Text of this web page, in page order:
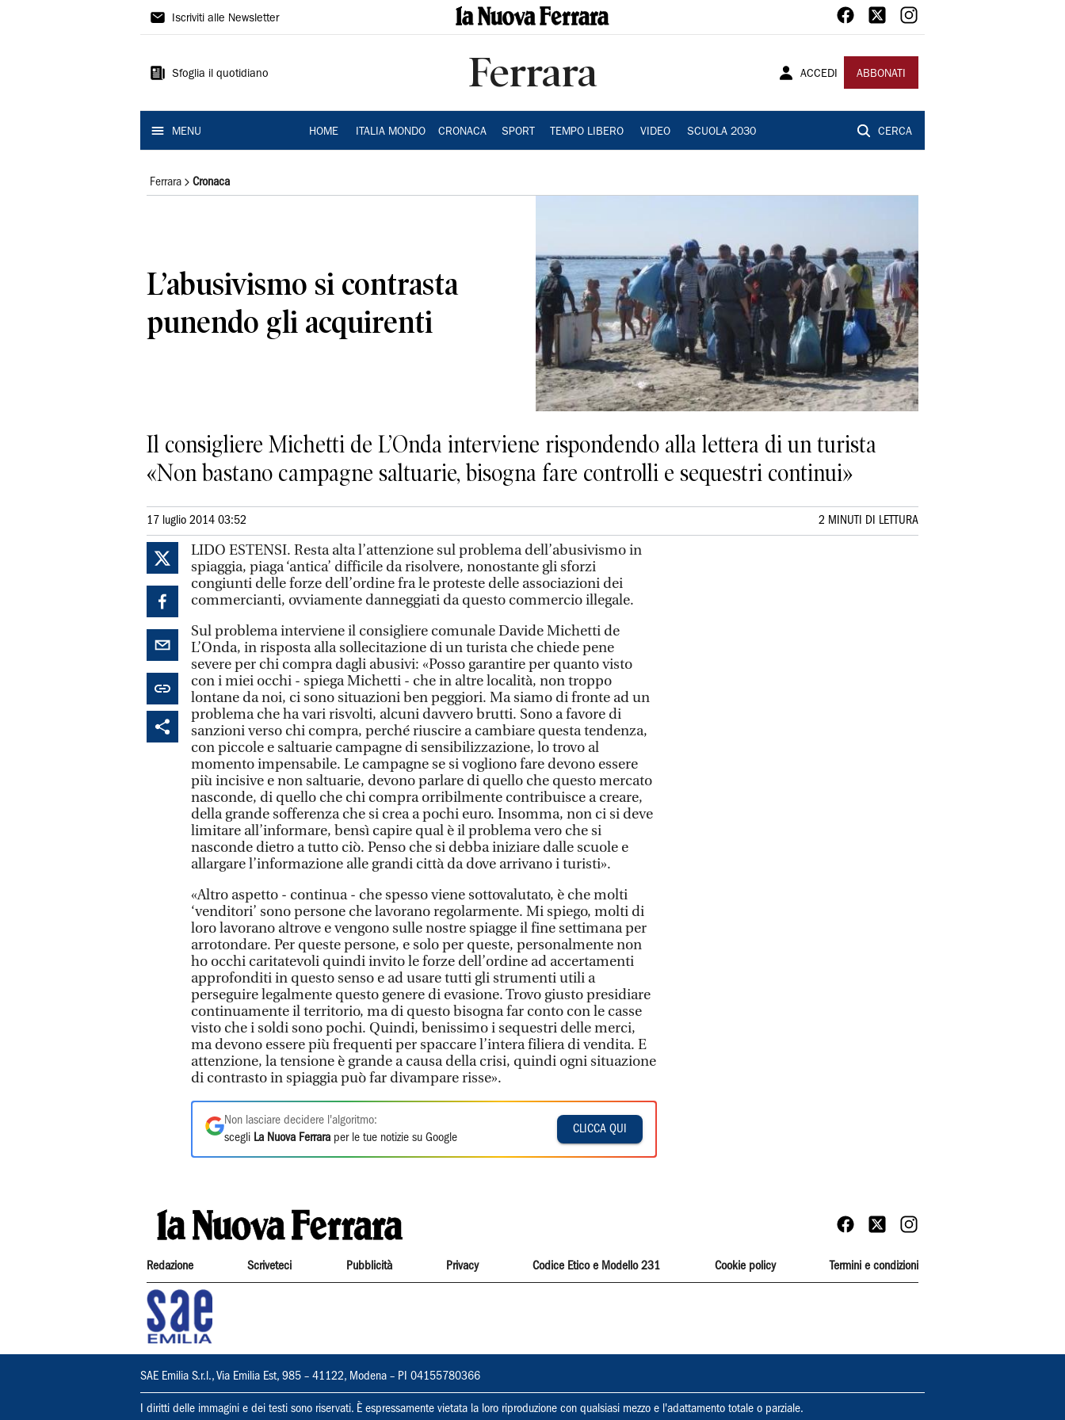
La
Ferrara
Iscriviti alle Newsletter
Sfoglia il quotidiano Ferrara ACCEDI ABBONATI
MENU HOME ITALIA MONDO CRONACA SPORT TEMPO LIBERO VIDEO SCUOLA 2030 CERCA
Ferrara Cronaca
L’abusivismo si contrasta
punendo gli acquirenti
Il consigliere Michetti de L’Onda interviene rispondendo alla lettera di un turista
«Non bastano campagne saltuarie, bisogna fare controlli e sequestri continui»
17 luglio 2014 03:52 2 MINUTI DI LETTURA
LIDO ESTENSI. Resta alta l’attenzione sul problema dell’abusivismo in
spiaggia, piaga ‘antica’ difficile da risolvere, nonostante gli sforzi
congiunti delle forze dell’ordine fra le proteste delle associazioni dei
commercianti, ovviamente danneggiati da questo commercio illegale.
Sul problema interviene il consigliere comunale Davide Michetti de
L’Onda, in risposta alla sollecitazione di un turista che chiede pene
severe per chi compra dagli abusivi: «Posso garantire per quanto visto
con i miei occhi - spiega Michetti - che in altre località, non troppo
lontane da noi, ci sono situazioni ben peggiori. Ma siamo di fronte ad un
problema che ha vari risvolti, alcuni davvero brutti. Sono a favore di
sanzioni verso chi compra, perché riuscire a cambiare questa tendenza,
con piccole e saltuarie campagne di sensibilizzazione, lo trovo al
momento impensabile. Le campagne se si vogliono fare devono essere
più incisive e non saltuarie, devono parlare di quello che questo mercato
nasconde, di quello che chi compra orribilmente contribuisce a creare,
della grande sofferenza che si crea a pochi euro. Insomma, non ci si deve
limitare all’informare, bensì capire qual è il problema vero che si
nasconde dietro a tutto ciò. Penso che si debba iniziare dalle scuole e
allargare l’informazione alle grandi città da dove arrivano i turisti».
«Altro aspetto - continua - che spesso viene sottovalutato, è che molti
‘venditori’ sono persone che lavorano regolarmente. Mi spiego, molti di
loro lavorano altrove e vengono sulle nostre spiagge il fine settimana per
arrotondare. Per queste persone, e solo per queste, personalmente non
ho occhi caritatevoli quindi invito le forze dell’ordine ad accertamenti
approfonditi in questo senso e ad usare tutti gli strumenti utili a
perseguire legalmente questo genere di evasione. Trovo giusto presidiare
continuamente il territorio, ma di questo bisogna far conto con le casse
visto che i soldi sono pochi. Quindi, benissimo i sequestri delle merci,
ma devono essere più frequenti per spaccare l’intera filiera di vendita. E
attenzione, la tensione è grande a causa della crisi, quindi ogni situazione
di contrasto in spiaggia può far divampare risse».
Non lasciare decidere l'algoritmo:
scegli La Nuova Ferrara per le tue notizie su Google
CLICCA QUI
Redazione Scriveteci Pubblicità Privacy Codice Etico e Modello 231 Cookie policy Termini e condizioni
SAE Emilia S.r.l., Via Emilia Est, 985 – 41122, Modena – PI 04155780366
I diritti delle immagini e dei testi sono riservati. È espressamente vietata la loro riproduzione con qualsiasi mezzo e l'adattamento totale o parziale.